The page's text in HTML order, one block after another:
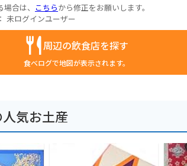
合は、 こちらから修正をお願いします。
未ログインユーザー
周辺の飲食店を探す
食べログで地図が表示されます。
気お土産